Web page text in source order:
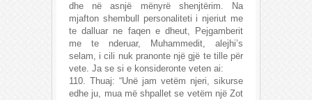
dhe në asnjë mënyrë shenjtërim. Na
mjafton shembull personaliteti i njeriut me
te dalluar ne faqen e dheut, Pejgamberit
me te nderuar, Muhammedit, alejhi’s
selam, i cili nuk pranonte një gjë te tille për
vete. Ja se si e konsideronte veten ai:
110. Thuaj: “Unë jam vetëm njeri, sikurse
edhe ju, mua më shpallet se vetëm një Zot